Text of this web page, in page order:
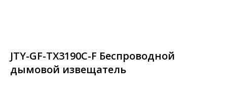
JTY-GF-TX3190C-F Беспроводной
дымовой извещатель